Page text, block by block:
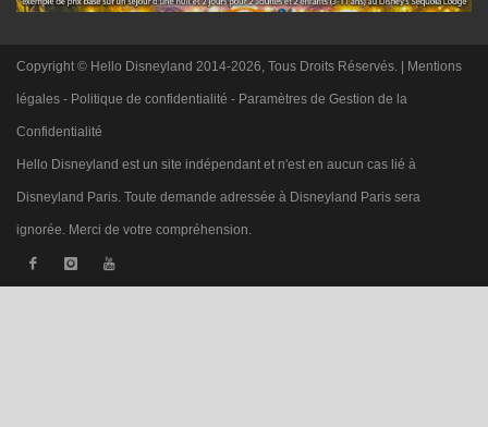
Copyright © Hello Disneyland 2014-2026, Tous Droits Réservés. | Mentions
légales - Politique de confidentialité - Paramètres de Gestion de la
Confidentialité
Hello Disneyland est un site indépendant et n'est en aucun cas lié à
Disneyland Paris. Toute demande adressée à Disneyland Paris sera
ignorée. Merci de votre compréhension.